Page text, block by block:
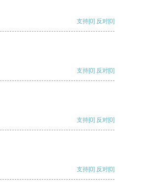
支持[0] 反对[0]
支持[0] 反对[0]
支持[0] 反对[0]
支持[0] 反对[0]